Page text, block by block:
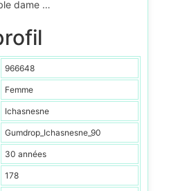
dame …
966648
Femme
Ichasnesne
Gumdrop_Ichasnesne_90
30 années
178